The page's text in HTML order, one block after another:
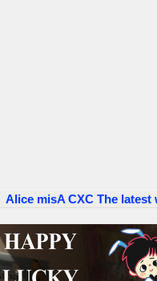
Alice misA CXC The